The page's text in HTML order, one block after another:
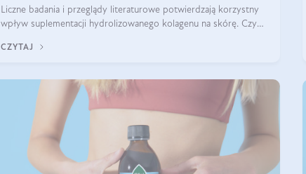
Liczne badania i przeglądy literaturowe potwierdzają korzystny
wpływ suplementacji hydrolizowanego kolagenu na skórę. Czy
CZYTAJ